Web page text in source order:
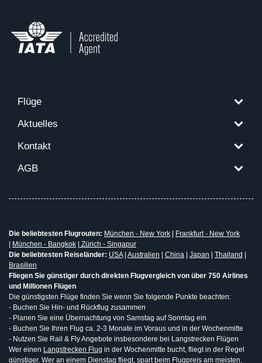
Flüge
Aktuelles
Kontakt
AGB
Die beliebtesten Flugrouten: München - New York
Frankfurt - New York
München - Bangkok
Zürich - Singapur
Die beliebtesten Reiseländer: USA| Australien China Japan Thailand
Brasilien
Fliegen Sie günstiger durch direkten Flugvergleich von über 750 Airlines
und Millionen Flügen
Die günstigsten Flüge finden Sie wenn Sie folgende Punkte beachten:
- Buchen Sie Hin- und Rückflug zusammen
- Planen Sie eine Übernachtung von Samstag auf Sonntag ein
- Buchen Sie Ihren Flug ca. 2-3 Monate im Voraus und in der Wochenmitte
- Nutzen Sie Rail & Fly Angebote insbesondere bei Langstrecken Flügen
Wer einen Langstrecken Flug in der Wochenmitte bucht, fliegt in der Regel
günstiger. Wer an einem Dienstag fliegt, spart beim Flugpreis am meisten.